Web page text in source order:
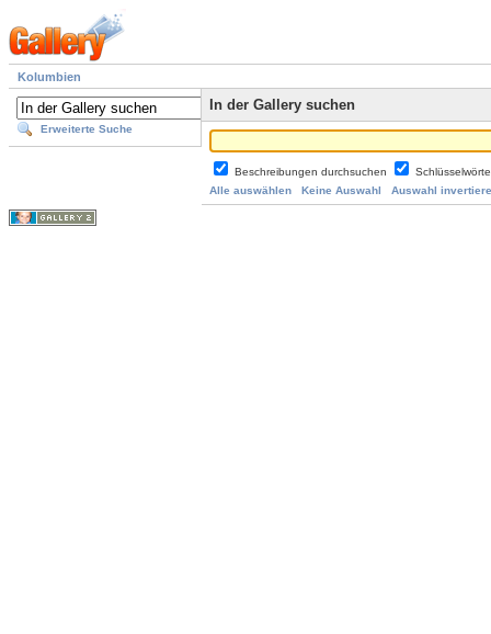
Kolumbien
Erweiterte Suche
In der Gallery suchen
Beschreibungen durchsuchen
Alle auswählen
Keine Auswahl Auswahl